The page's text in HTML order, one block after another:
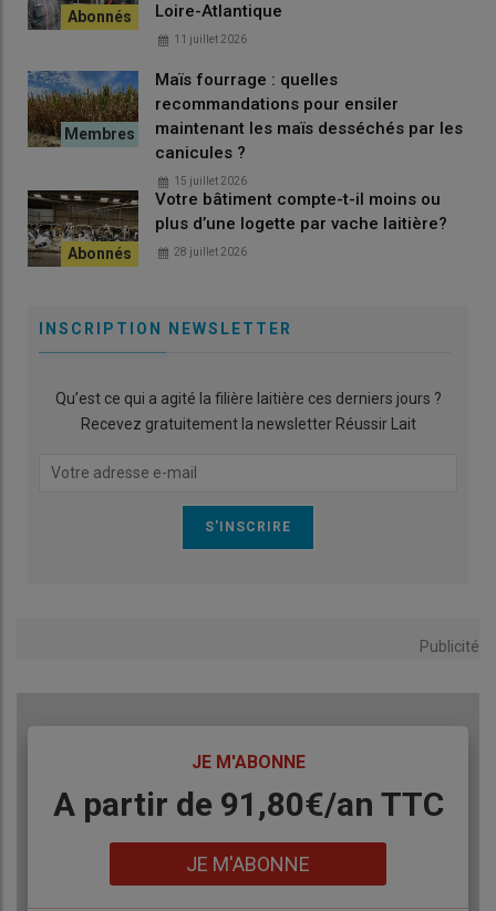
Loire-Atlantique
11 juillet 2026
Maïs fourrage : quelles
recommandations pour ensiler
maintenant les maïs desséchés par les
canicules ?
15 juillet 2026
Votre bâtiment compte-t-il moins ou
plus d’une logette par vache laitière?
28 juillet 2026
INSCRIPTION NEWSLETTER
Qu’est ce qui a agité la filière laitière ces derniers jours ?
Recevez gratuitement la newsletter Réussir Lait
Publicité
JE M'ABONNE
Body
A partir de 91,80€/an​ TTC
JE M'ABONNE